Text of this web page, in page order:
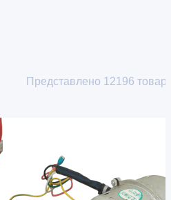
Представлено 12196